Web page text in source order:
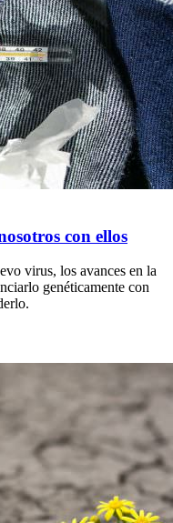
con ellos
virus, los avances en la
genéticamente con